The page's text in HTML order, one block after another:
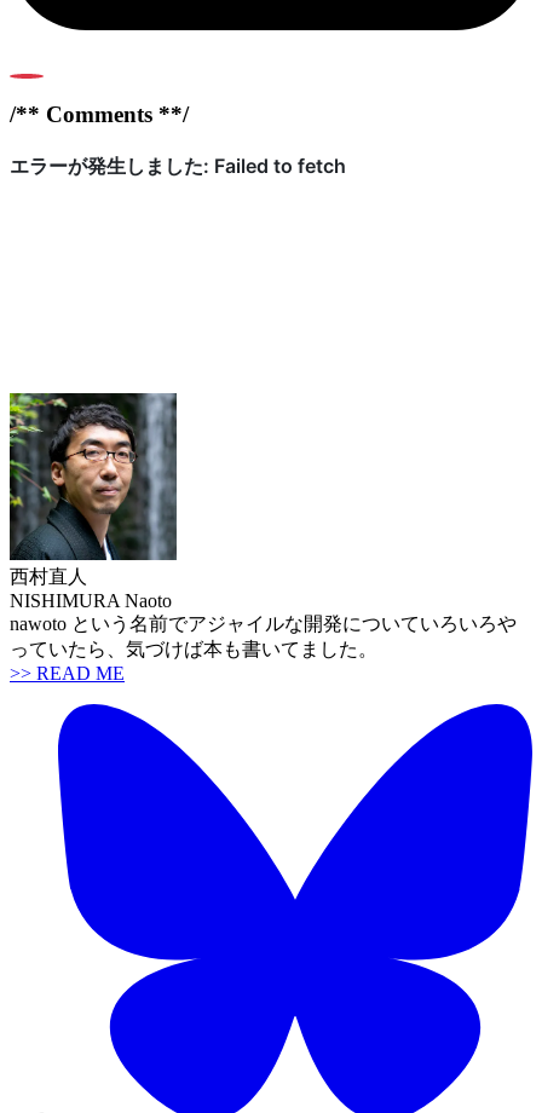
/** Comments **/
西村直人
NISHIMURA Naoto
nawoto という名前でアジャイルな開発についていろいろや
っていたら、気づけば本も書いてました。
>> READ ME